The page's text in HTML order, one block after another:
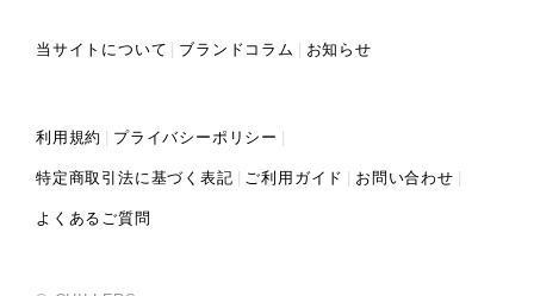
当サイトについて ブランドコラム お知らせ
利用規約 プライバシーポリシー
特定商取引法に基づく表記 ご利用ガイド お問い合わせ
よくあるご質問